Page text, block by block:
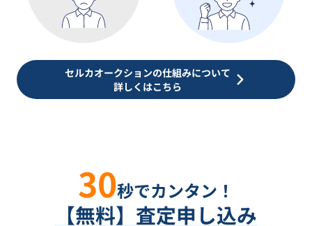
セルカオークションの仕組みについて
詳しくはこちら
30秒でカンタン！
【無料】査定申し込み